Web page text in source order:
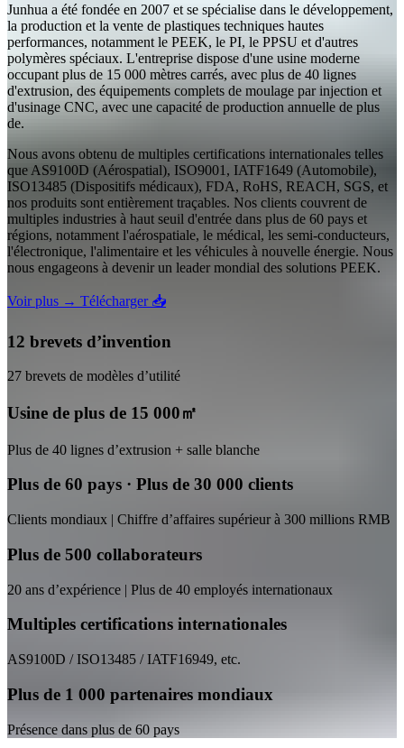
Junhua a été fondée en 2007 et se spécialise dans le développement,
la production et la vente de plastiques techniques hautes
performances, notamment le PEEK, le PI, le PPSU et d'autres
polymères spéciaux. L'entreprise dispose d'une usine moderne
occupant plus de 15 000 mètres carrés, avec plus de 40 lignes
d'extrusion, des équipements complets de moulage par injection et
d'usinage CNC, avec une capacité de production annuelle de plus
de.
Nous avons obtenu de multiples certifications internationales telles
que AS9100D (Aérospatial), ISO9001, IATF1649 (Automobile),
ISO13485 (Dispositifs médicaux), FDA, RoHS, REACH, SGS, et
nos produits sont entièrement traçables. Nos clients couvrent de
multiples industries à haut seuil d'entrée dans plus de 60 pays et
régions, notamment l'aérospatiale, le médical, les semi-conducteurs,
l'électronique, l'alimentaire et les véhicules à nouvelle énergie. Nous
nous engageons à devenir un leader mondial des solutions PEEK.
Voir plus → Télécharger 📥
12 brevets d’invention
27 brevets de modèles d’utilité
Usine de plus de 15 000㎡
Plus de 40 lignes d’extrusion + salle blanche
Plus de 60 pays · Plus de 30 000 clients
Clients mondiaux | Chiffre d’affaires supérieur à 300 millions RMB
Plus de 500 collaborateurs
20 ans d’expérience | Plus de 40 employés internationaux
Multiples certifications internationales
AS9100D / ISO13485 / IATF16949, etc.
Plus de 1 000 partenaires mondiaux
Présence dans plus de 60 pays